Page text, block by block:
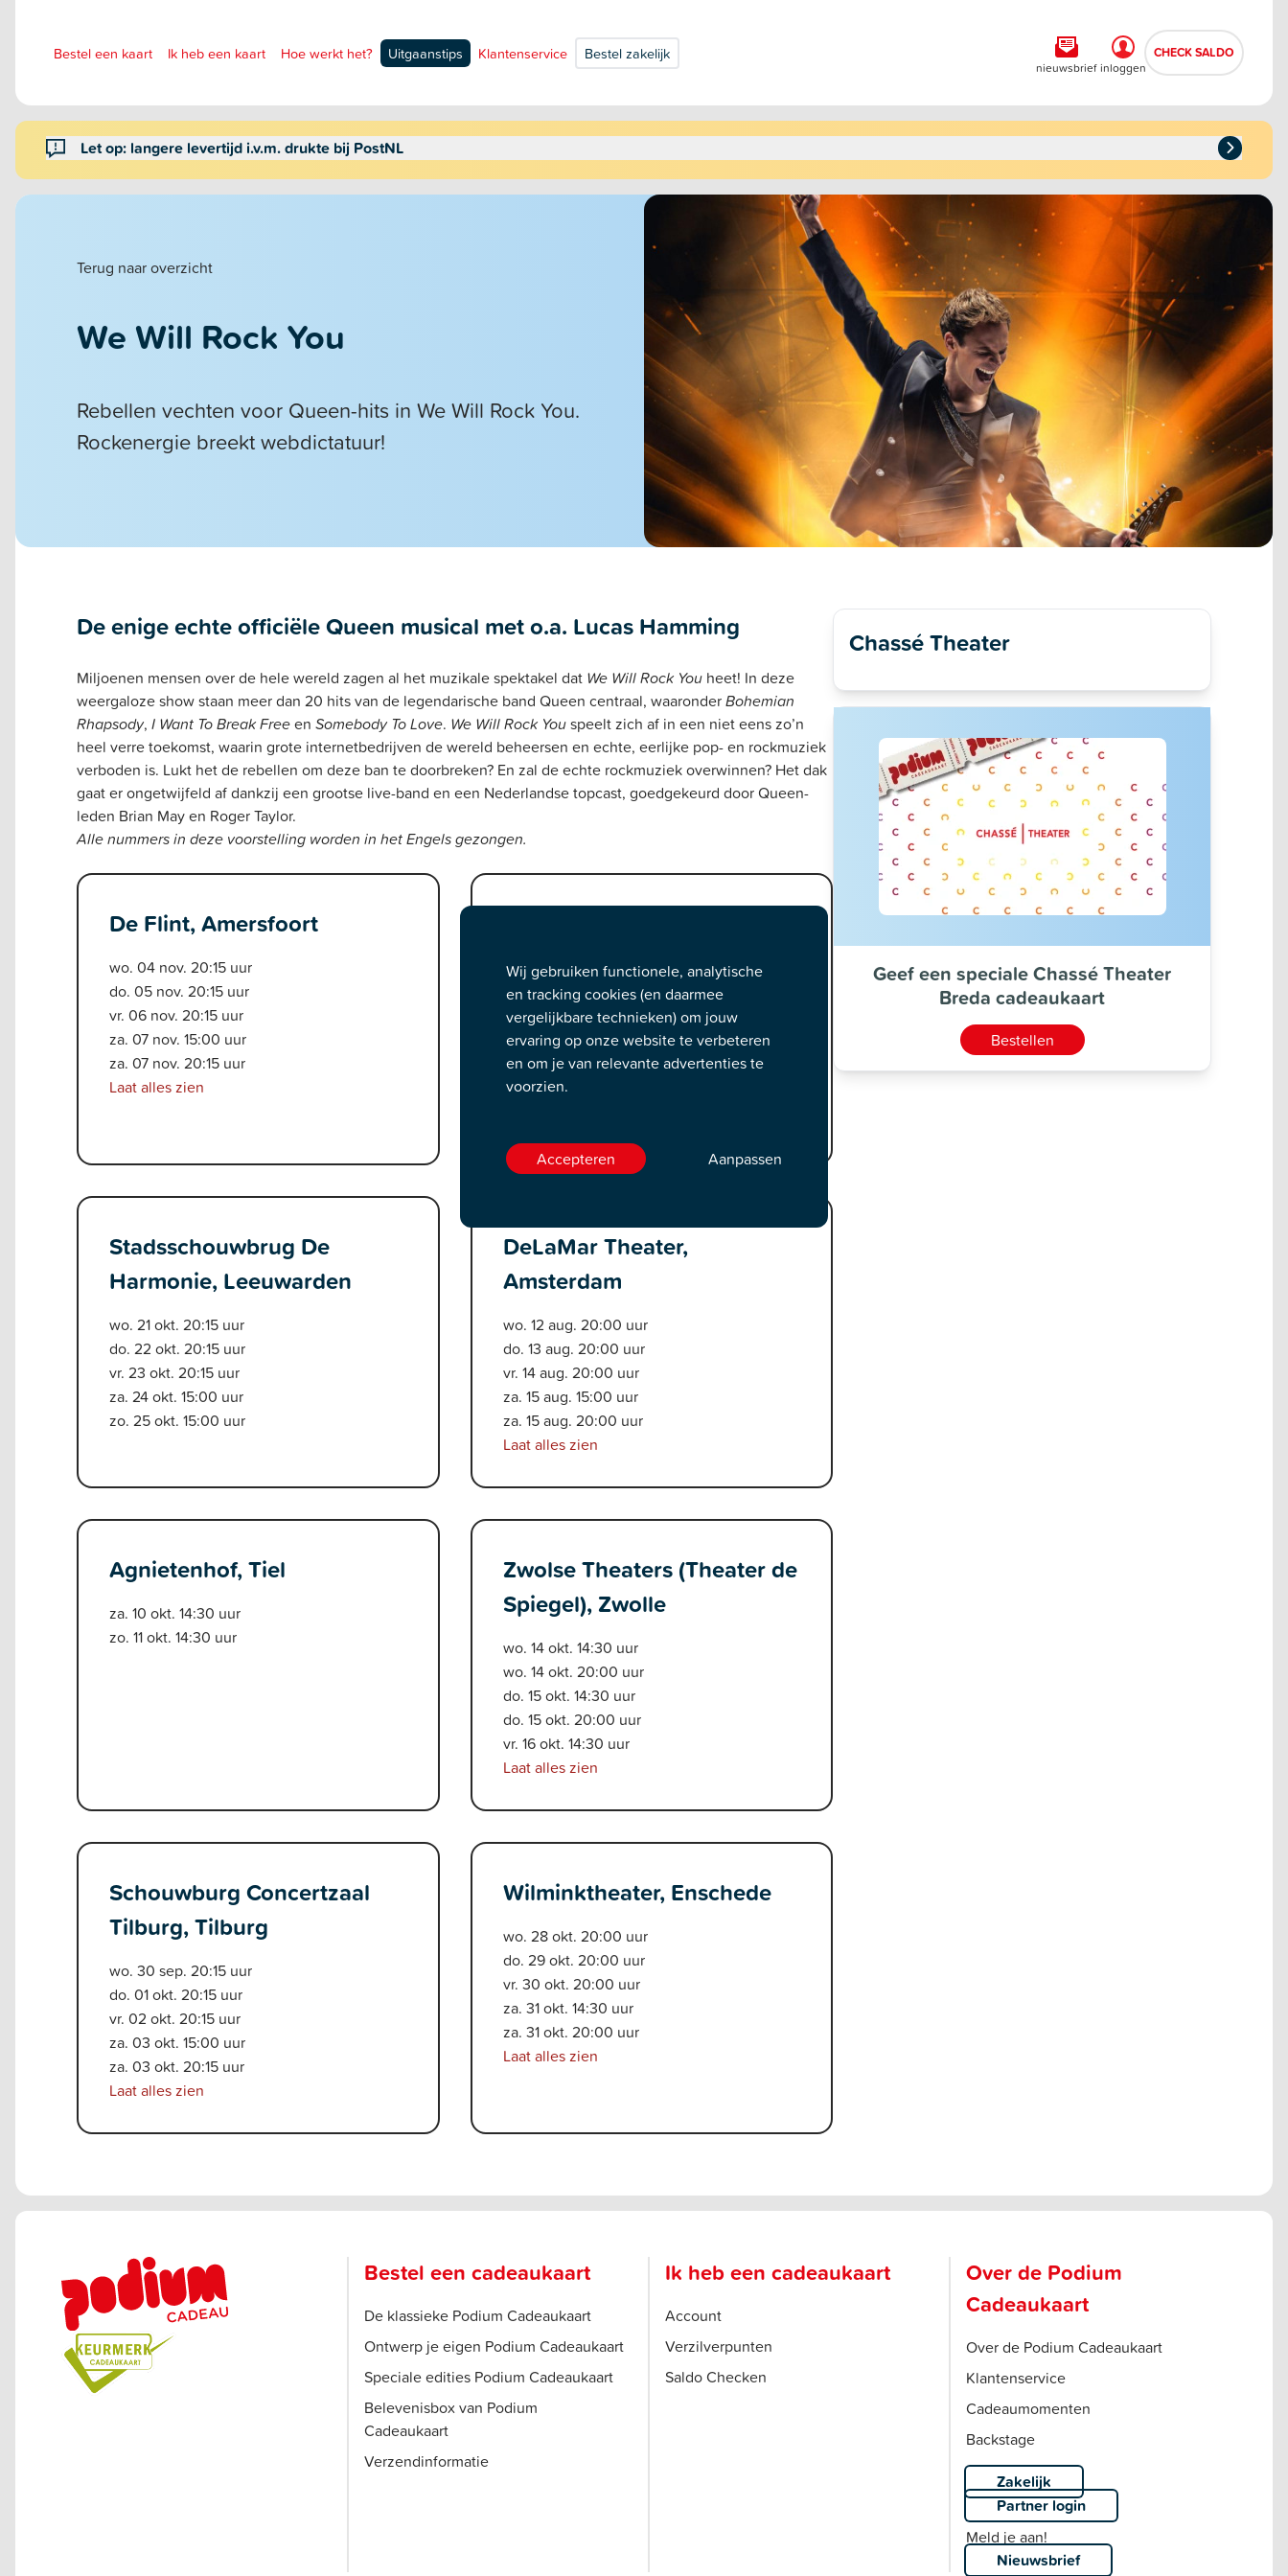
Bestel een kaart Ik heb een kaart Hoe werkt het? Uitgaanstips Klantenservice Bestel zakelijk
nieuwsbrief inloggen
CHECK SALDO
Let op: langere levertijd i.v.m. drukte bij PostNL
Terug naar overzicht
We Will Rock You
Rebellen vechten voor Queen-hits in We Will Rock You.
Rockenergie breekt webdictatuur!
De enige echte officiële Queen musical met o.a. Lucas Hamming
Miljoenen mensen over de hele wereld zagen al het muzikale spektakel dat We Will Rock You heet! In deze
weergaloze show staan meer dan 20 hits van de legendarische band Queen centraal, waaronderBohemian
Rhapsody, I Want To Break Freeen Somebody To Love. We Will Rock Youspeelt zich af in een niet eens zo’n
heel verre toekomst, waarin grote internetbedrijven de wereld beheersen en echte, eerlijke pop- en rockmuziek
verboden is. Lukt het de rebellen om deze ban te doorbreken? En zal de echte rockmuziek overwinnen? Het dak
gaat er ongetwijfeld af dankzij een grootse live-band en een Nederlandse topcast, goedgekeurd door Queen-
leden Brian May en Roger Taylor.
Alle nummers in deze voorstelling worden in het Engels gezongen.
De Flint, Amersfoort
wo. 04 nov. 20:15 uur
do. 05 nov. 20:15 uur
vr. 06 nov. 20:15 uur
za. 07 nov. 15:00 uur
za. 07 nov. 20:15 uur
Laat alles zien
wo. 02 sep. 20:00 uur
wo. 02 sep. 20:00 uur
do. 03 sep. 20:00 uur
do. 03 sep. 20:00 uur
vr. 04 sep. 20:00 uur
Stadsschouwbrug De
Harmonie, Leeuwarden
wo. 21 okt. 20:15 uur
do. 22 okt. 20:15 uur
vr. 23 okt. 20:15 uur
za. 24 okt. 15:00 uur
zo. 25 okt. 15:00 uur
DeLaMar Theater,
Amsterdam
wo. 12 aug. 20:00 uur
do. 13 aug. 20:00 uur
vr. 14 aug. 20:00 uur
za. 15 aug. 15:00 uur
za. 15 aug. 20:00 uur
Laat alles zien
Agnietenhof, Tiel
za. 10 okt. 14:30 uur
zo. 11 okt. 14:30 uur
Zwolse Theaters (Theater de
Spiegel), Zwolle
wo. 14 okt. 14:30 uur
wo. 14 okt. 20:00 uur
do. 15 okt. 14:30 uur
do. 15 okt. 20:00 uur
vr. 16 okt. 14:30 uur
Laat alles zien
Schouwburg Concertzaal
Tilburg, Tilburg
wo. 30 sep. 20:15 uur
do. 01 okt. 20:15 uur
vr. 02 okt. 20:15 uur
za. 03 okt. 15:00 uur
za. 03 okt. 20:15 uur
Laat alles zien
Wilminktheater, Enschede
wo. 28 okt. 20:00 uur
do. 29 okt. 20:00 uur
vr. 30 okt. 20:00 uur
za. 31 okt. 14:30 uur
za. 31 okt. 20:00 uur
Laat alles zien
Chassé Theater
Geef een speciale Chassé Theater
Breda cadeaukaart
Bestellen
Bestel een cadeaukaart
De klassieke Podium Cadeaukaart
Ontwerp je eigen Podium Cadeaukaart
Speciale edities Podium Cadeaukaart
Belevenisbox van Podium
Cadeaukaart
Verzendinformatie
Ik heb een cadeaukaart
Account
Verzilverpunten
Saldo Checken
Over de Podium
Cadeaukaart
Over de Podium Cadeaukaart
Klantenservice
Cadeaumomenten
Backstage
Zakelijk
Partner login
Meld je aan!
Nieuwsbrief
Wij gebruiken functionele, analytische
en tracking cookies (en daarmee
vergelijkbare technieken) om jouw
ervaring op onze website te verbeteren
en om je van relevante advertenties te
voorzien.
Accepteren Aanpassen